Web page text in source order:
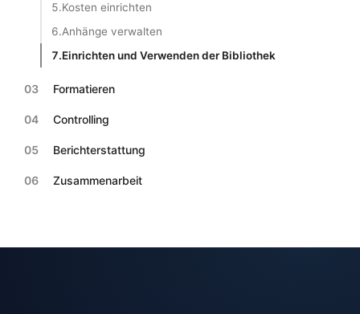
5.Kosten einrichten
6.Anhänge verwalten
7.Einrichten und Verwenden der Bibliothek
03 Formatieren
04 Controlling
05 Berichterstattung
06 Zusammenarbeit